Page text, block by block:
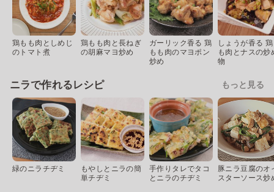
鶏もも肉としめじ
のトマト煮
鶏もも肉と長ねぎ
の胡麻マヨ炒め
ガーリック香る 鶏
もも肉のマヨポン
炒め
しょうが香る
も肉とナスの炒
物
ニラで作れるレシピ もっと見る
緑のニラチヂミ
もやしとニラの簡
単チヂミ
手作りタレでタコ
とニラのチヂミ
豚ニラ豆腐のオ
スターソース炒